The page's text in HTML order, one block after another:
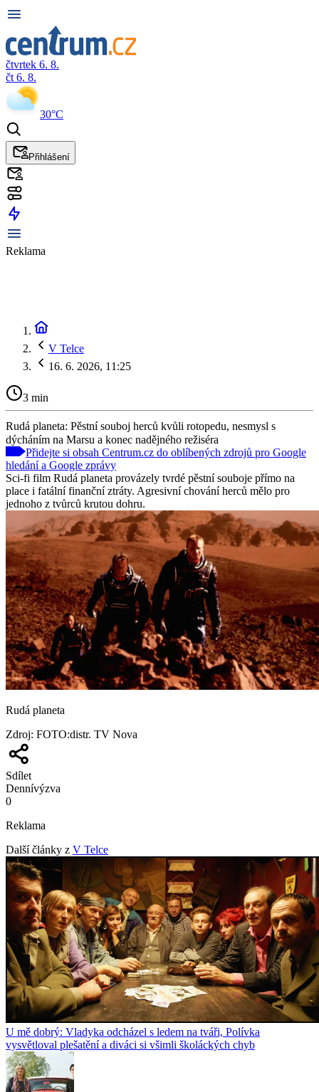
čtvrtek 6. 8.
čt 6. 8.
30°C
Přihlášení
Reklama
V Telce
16. 6. 2026, 11:25
3 min
Rudá planeta: Pěstní souboj herců kvůli rotopedu, nesmysl s
dýcháním na Marsu a konec nadějného režiséra
Přidejte si obsah Centrum.cz do oblíbených zdrojů pro Google
hledání a Google zprávy
Sci-fi film Rudá planeta provázely tvrdé pěstní souboje přímo na
place i fatální finanční ztráty. Agresivní chování herců mělo pro
jednoho z tvůrců krutou dohru.
Rudá planeta
Zdroj: FOTO:distr. TV Nova
Sdílet
Dennívýzva
0
Reklama
Další články z V Telce
U mě dobrý: Vladyka odcházel s ledem na tváři, Polívka
vysvětloval plešatění a diváci si všimli školáckých chyb